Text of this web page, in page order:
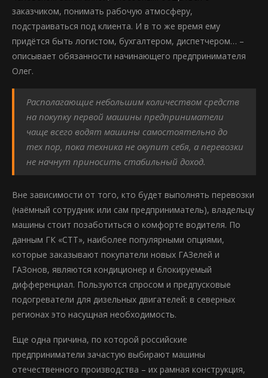
заказчиком, понимать рабочую атмосферу,
подстраиваться под клиента. И в то же время ему
придётся быть логистом, бухгалтером, диспетчером… –
описывает обязанности начинающего предпринимателя
Олег.
Располагающие небольшим количеством средств
на покупку первой машины предприниматели
чаще всего водят машины самостоятельно до
тех пор, пока техника не окупит себя, а перевозки
не начнут приносить стабильный доход.
Вне зависимости от того, кто будет выполнять перевозки
(наёмный сотрудник или сам предприниматель), владельцу
машины стоит позаботиться о комфорте водителя. По
данным ГК «СТТ», наиболее популярными опциями,
которые заказывают покупатели новых ГАЗелей и
ГАЗонов, являются кондиционер и блокируемый
дифференциал. Пользуются спросом и предпусковые
подогреватели для дизельных двигателей: в северных
регионах это насущная необходимость.
Еще одна причина, по которой российские
предприниматели зачастую выбирают машины
отечественного производства – их рамная конструкция,